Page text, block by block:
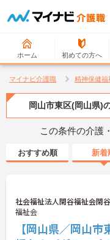
ホーム 初めての方へ
マイナビ介護職 精神保健福
岡山市東区(岡山県)
この条件の介護
おすすめ順 新着
社会福祉法人閑谷福祉会閑
福祉会
【岡山県／岡山